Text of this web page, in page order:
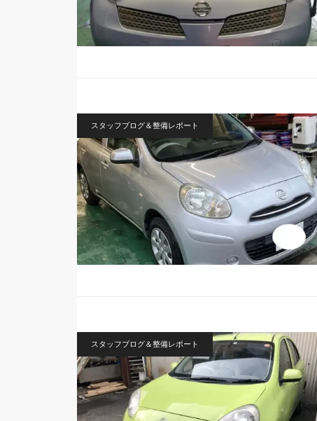
スタッフブログ＆整備レポート
スタッフブログ＆整備レポート